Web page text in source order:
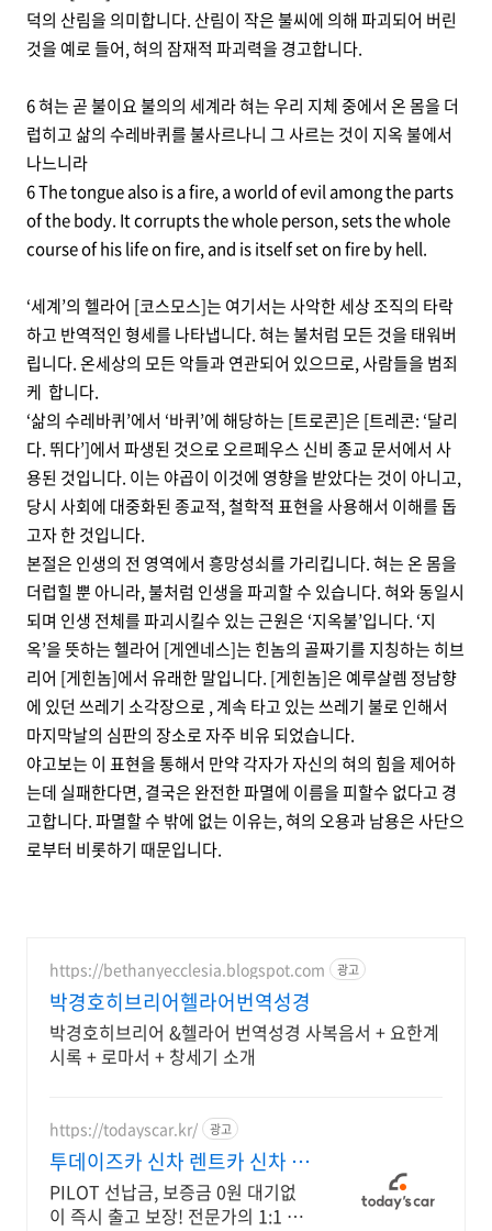
덕의 산림을 의미합니다. 산림이 작은 불씨에 의해 파괴되어 버린
것을 예로 들어, 혀의 잠재적 파괴력을 경고합니다.
6 혀는 곧 불이요 불의의 세계라 혀는 우리 지체 중에서 온 몸을 더
럽히고 삶의 수레바퀴를 불사르나니 그 사르는 것이 지옥 불에서
나느니라
6 The tongue also is a fire, a world of evil among the parts
of the body. It corrupts the whole person, sets the whole
course of his life on fire, and is itself set on fire by hell.
‘세계’의 헬라어 [코스모스]는 여기서는 사악한 세상 조직의 타락
하고 반역적인 형세를 나타냅니다. 혀는 불처럼 모든 것을 태워버
립니다. 온세상의 모든 악들과 연관되어 있으므로, 사람들을 범죄
케 합니다.
‘삶의 수레바퀴’에서 ‘바퀴’에 해당하는 [트로콘]은 [트레콘: ‘달리
다. 뛰다’]에서 파생된 것으로 오르페우스 신비 종교 문서에서 사
용된 것입니다. 이는 야곱이 이것에 영향을 받았다는 것이 아니고,
당시 사회에 대중화된 종교적, 철학적 표현을 사용해서 이해를 돕
고자 한 것입니다.
본절은 인생의 전 영역에서 흥망성쇠를 가리킵니다. 혀는 온 몸을
더럽힐 뿐 아니라, 불처럼 인생을 파괴할 수 있습니다. 혀와 동일시
되며 인생 전체를 파괴시킬수 있는 근원은 ‘지옥불’입니다. ‘지
옥’을 뜻하는 헬라어 [게엔네스]는 힌놈의 골짜기를 지칭하는 히브
리어 [게힌놈]에서 유래한 말입니다. [게힌놈]은 예루살렘 정남향
에 있던 쓰레기 소각장으로 , 계속 타고 있는 쓰레기 불로 인해서
마지막날의 심판의 장소로 자주 비유 되었습니다.
야고보는 이 표현을 통해서 만약 각자가 자신의 혀의 힘을 제어하
는데 실패한다면, 결국은 완전한 파멸에 이름을 피할수 없다고 경
고합니다. 파멸할 수 밖에 없는 이유는, 혀의 오용과 남용은 사단으
로부터 비롯하기 때문입니다.
https://bethanyecclesia.blogspot.com 광고
박경호히브리어헬라어번역성경
박경호히브리어 &헬라어 번역성경 사복음서 + 요한계
시록 + 로마서 + 창세기 소개
https://todayscar.kr/ 광고
투데이즈카 신차 렌트카 신차 장
기렌트 특가
PILOT 선납금, 보증금 0원 대기없
이 즉시 출고 보장! 전문가의 1:1 맞